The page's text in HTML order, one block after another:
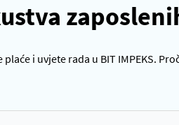
i uvjete rada u BIT IMPEKS.